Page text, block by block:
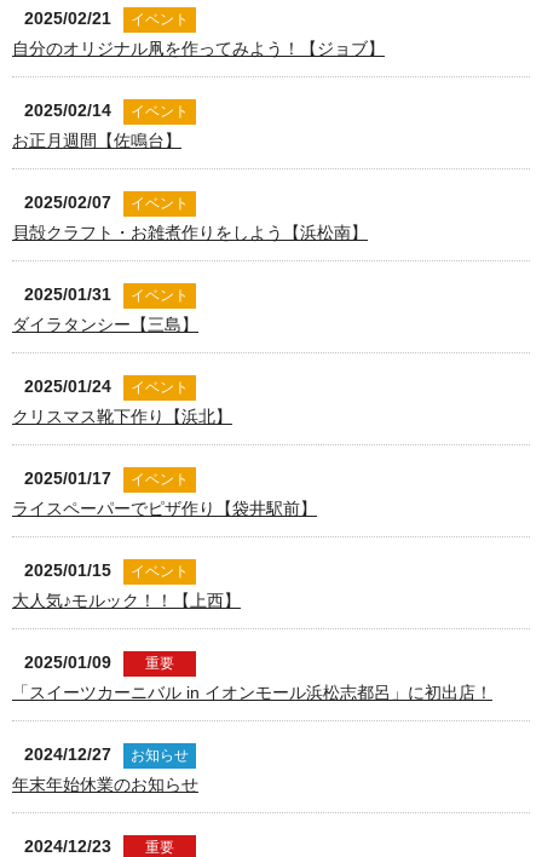
2025/02/21 イベント
自分のオリジナル凧を作ってみよう！【ジョブ】
2025/02/14 イベント
お正月週間【佐鳴台】
2025/02/07 イベント
貝殻クラフト・お雑煮作りをしよう【浜松南】
2025/01/31 イベント
ダイラタンシー【三島】
2025/01/24 イベント
クリスマス靴下作り【浜北】
2025/01/17 イベント
ライスペーパーでピザ作り【袋井駅前】
2025/01/15 イベント
大人気♪モルック！！【上西】
2025/01/09 重要
「スイーツカーニバル in イオンモール浜松志都呂」に初出店！
2024/12/27 お知らせ
年末年始休業のお知らせ
2024/12/23 重要